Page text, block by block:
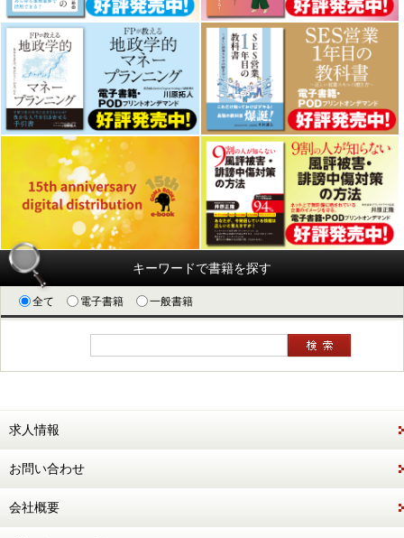
キーワードで書籍を探す
全て 電子書籍 一般書籍
求人情報
お問い合わせ
会社概要